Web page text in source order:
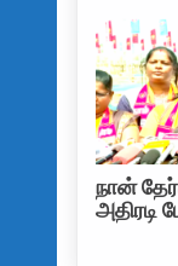
நான்
அதிரடி